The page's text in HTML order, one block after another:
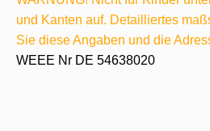
und Kanten auf. Detailliertes
Sie diese Angaben und die
WEEE Nr DE 54638020